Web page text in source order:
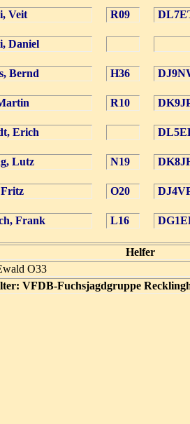
Veit R09
Daniel
Bernd H36
R10
Erich
Lutz N19
Fritz O20
Frank L16
Helfer
O33
VFDB-Fuchsjagdgruppe